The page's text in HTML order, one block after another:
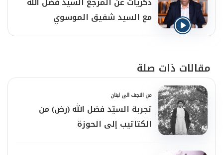
مع السيد شفيق الموسوي
مقالات ذات صلة
من النجف الى لبنان
تجربة السيّد فضل الله (رض) من
الكتاتيب إلى الحوزة